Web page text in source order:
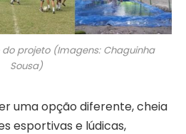
projeto (Imagens: Chaguinha
Sousa)
uma opção diferente, cheia
esportivas e lúdicas,